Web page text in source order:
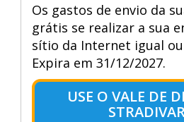
Os gastos de envio da
grátis se realizar a sua
sítio da Internet igual
Expira em 31/12/2027.
USE O VALE DE